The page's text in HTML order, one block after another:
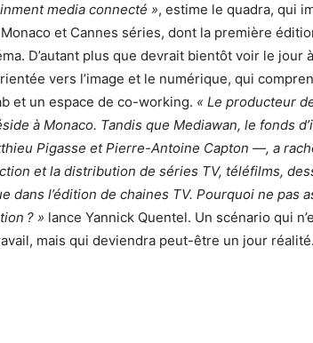
media connecté », estime le quadra, qui
et Cannes séries, dont la première
D’autant plus que devrait bientôt voir le jour
vers l’image et le numérique, qui
et un espace de co-working. « Le producteur
à Monaco. Tandis que Mediawan, le fonds
Pigasse et Pierre-Antoine Capton —, a
et la distribution de séries TV, téléfilms,
dans l’édition de chaines TV. Pourquoi ne pas
? » lance Yannick Quentel. Un scénario qui
mais qui deviendra peut-être un jour